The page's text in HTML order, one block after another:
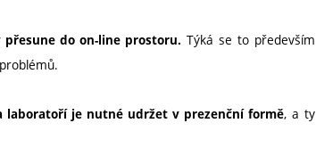
do on-line prostoru. Týká se to především
laboratoří je nutné udržet v prezenční formě, a ty